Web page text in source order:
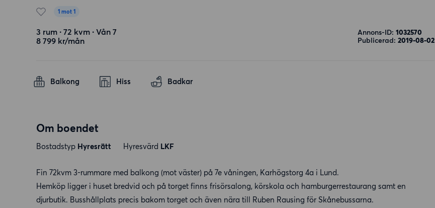
1 mot 1
3 rum ∙ 72 kvm ∙ Vån 7
8 799 kr/mån
Annons-ID: 1032570
Publicerad: 2019-08-02
Balkong Hiss Badkar
Om boendet
Bostadstyp Hyresrätt Hyresvärd LKF
Fin 72kvm 3-rummare med balkong (mot väster) på 7e våningen, Karhögstorg 4a i Lund.
Hemköp ligger i huset bredvid och på torget finns frisörsalong, körskola och hamburgerrestaurang samt en
djurbutik. Busshållplats precis bakom torget och även nära till Ruben Rausing för Skånebussarna.